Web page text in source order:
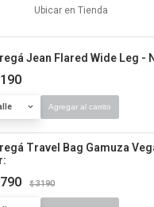
Ubicar en Tienda
Jean Flared Wide Leg -
Agregar al carrito
Travel Bag Gamuza
$ 3190